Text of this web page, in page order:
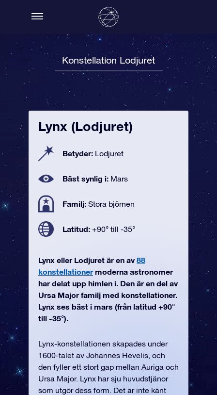
Konstellation Lodjuret
Lynx (Lodjuret)
Betyder: Lodjuret
Bäst synlig i: Mars
Familj: Stora björnen
Latitud: +90° till -35°
Lynx eller Lodjuret är en av 88
konstellationermoderna astronomer
har delat upp himlen i. Den är en del av
Ursa Major familj med konstellationer.
Lynx ses bäst i mars (från latitud +90°
till -35°).
Lynx-konstellationen skapades under
1600-talet av Johannes Hevelis, och
den fyller ett stort gap mellan Auriga och
Ursa Major. Lynx har sju huvudstjänor
som utgör dess form. Det är inte känt